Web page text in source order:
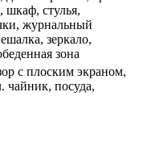
шкаф, стулья,
журнальный
зеркало,
зона
с плоским экраном,
чайник, посуда,